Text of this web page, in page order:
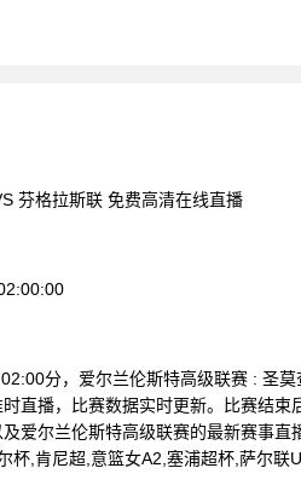
芬格拉斯联 免费高清在线直播
分，爱尔兰伦斯特高级联赛 : 圣
直播，比赛数据实时更新。比赛结
爱尔兰伦斯特高级联赛的最新赛事
杯,肯尼超,意篮女A2,塞浦超杯,萨尔联